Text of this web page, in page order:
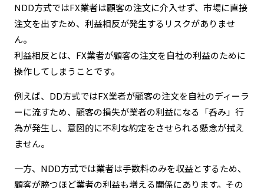
NDD方式ではFX業者は顧客の注文に介入せず、市場に直接
注文を出すため、利益相反が発生するリスクがありませ
ん。
利益相反とは、FX業者が顧客の注文を自社の利益のために
操作してしまうことです。
例えば、DD方式ではFX業者が顧客の注文を自社のディーラ
ーに流すため、顧客の損失が業者の利益になる「呑み」行
為が発生し、意図的に不利な約定をさせられる懸念が拭え
ません。
一方、NDD方式では業者は手数料のみを収益とするため、
顧客が勝つほど業者の利益も増える関係にあります。その